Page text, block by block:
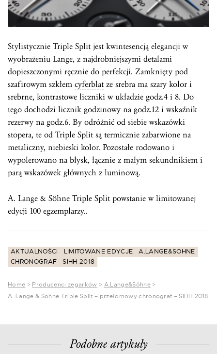
Stylistycznie Triple Split jest kwintesencją elegancji w
wyobrażeniu Lange, z najdrobniejszymi detalami
dopieszczonymi ręcznie do perfekcji. Zamknięty pod
szafirowym szkłem cyferblatze srebra ma szary kolor i
srebrne, kontrastowe liczniki w układzie godz.4 i 8. Do
tego dochodzi licznik godzinowy na godz.12 i wskaźnik
rezerwy na godz.6. By odróżnić od siebie wskazówki
stopera, te od Triple Split są termicznie zabarwione na
metaliczny, niebieski kolor. Pozostałe rodowano i
wypolerowano na błysk, łącznie z małym sekundnikiem i
parą wskazówek głównych z luminową.
A. Lange & Söhne Triple Split powstanie w limitowanej
edycji 100 egzemplarzy..
AKTUALNOŚCI LIMITOWANE EDYCJE
A.LANGE&SOHNE
CHRONOGRAF
SIHH 2018
Home > Producenci zegarków > A.Lange&Söhne>
A. Lange & Söhne Triple Split – przełomowy chronograf – SIHH 2018
Podobne artykuły